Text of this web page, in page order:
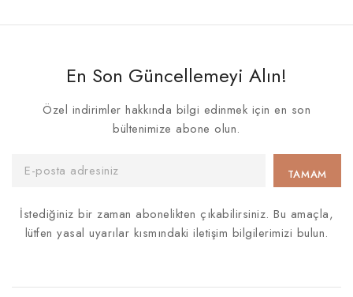
En Son Güncellemeyi Alın!
Özel indirimler hakkında bilgi edinmek için en son
bültenimize abone olun.
İstediğiniz bir zaman abonelikten çıkabilirsiniz. Bu amaçla,
lütfen yasal uyarılar kısmındaki iletişim bilgilerimizi bulun.